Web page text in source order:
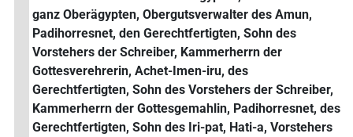
ganz Oberägypten, Obergutsverwalter des Amun,
Padihorresnet, den Gerechtfertigten, Sohn des
Vorstehers der Schreiber, Kammerherrn der
Gottesverehrerin, Achet-Imen-iru, des
Gerechtfertigten, Sohn des Vorstehers der Schreiber,
Kammerherrn der Gottesgemahlin, Padihorresnet, des
Gerechtfertigten, Sohn des Iri-pat, Hati-a, Vorstehers